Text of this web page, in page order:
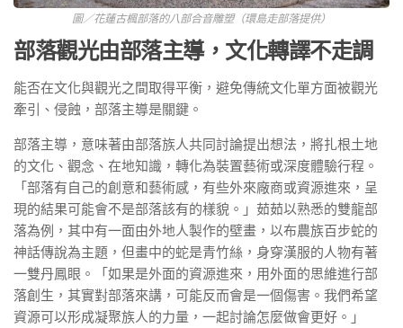
圖／花蓮古楓部落的八部合音雕塑（環島走部落提供）
部落觀光由部落主導，文化轉譯不走調
能否在文化與觀光之間取得平衡，避免傳統文化單方面被觀光
牽引、侵蝕，部落主導是關鍵。
部落主導，意味著由部落族人共同討論提出想法，將扎根土地
的文化、觀念、在地知識，轉化為裝置藝術或深度體驗行程。
「部落有自己的創意和藝術感，有些外來廠商或資源進來，呈
現的結果可能會不是部落該有的樣貌。」茹茹以熟悉的雙龍部
落為例，其中有一面由外地人製作的壁畫，以布農族百步蛇的
神話傳說為主題，但畫中的蛇是青竹絲，身穿漢服的人物有著
一雙丹鳳眼。「如果是外面的資源進來，用外面的思維進行部
落創生，其實對部落來講，可能反而會是一個傷害。我們希望
資源可以形成凝聚族人的力量，一起討論怎麼做會更好。」